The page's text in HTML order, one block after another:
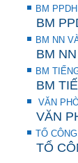
BM
BM
BM NN
BM
BM
BM
VĂN
VĂN
TỔ
TỔ